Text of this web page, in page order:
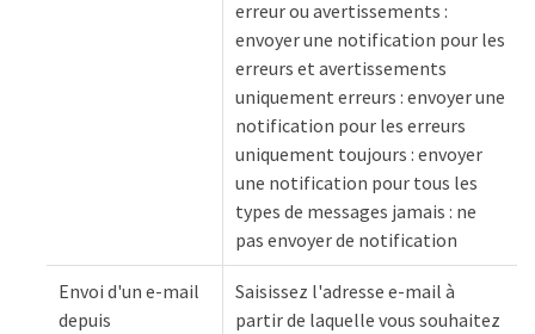
erreur ou avertissements :
envoyer une notification pour les
erreurs et avertissements
uniquement erreurs : envoyer une
notification pour les erreurs
uniquement toujours : envoyer
une notification pour tous les
types de messages jamais : ne
pas envoyer de notification
Envoi d'un e-mail
depuis
Saisissez l'adresse e-mail à
partir de laquelle vous souhaitez